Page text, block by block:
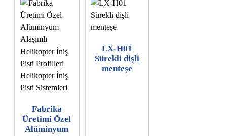
Fabrika
Üretimi Özel
Alüminyum
LX-H01
Sürekli dişli
menteşe